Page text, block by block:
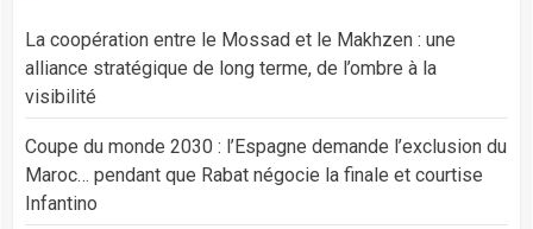
La coopération entre le Mossad et le Makhzen : une
alliance stratégique de long terme, de l’ombre à la
visibilité
Coupe du monde 2030 : l’Espagne demande l’exclusion du
Maroc… pendant que Rabat négocie la finale et courtise
Infantino